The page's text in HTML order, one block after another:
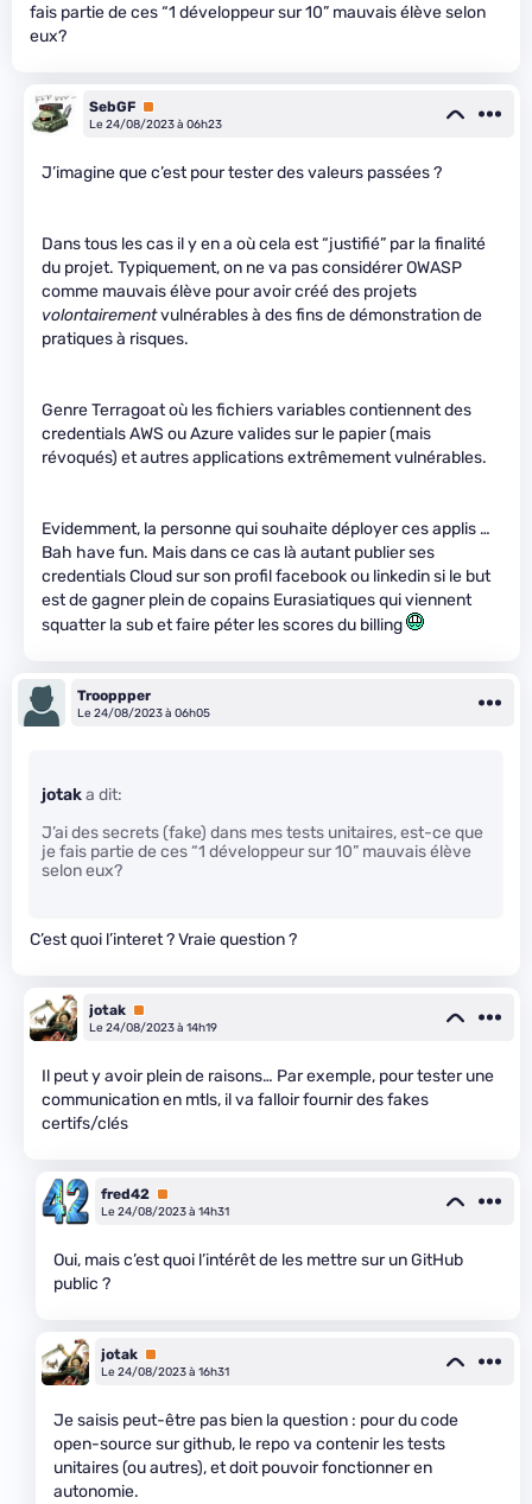
fais partie de ces “1 développeur sur 10” mauvais élève selon
eux?
SebGF Premium
Le 24/08/2023 à 06h23
J’imagine que c’est pour tester des valeurs passées ?
Dans tous les cas il y en a où cela est “justifié” par la finalité
du projet. Typiquement, on ne va pas considérer OWASP
comme mauvais élève pour avoir créé des projets
volontairementvulnérables à des fins de démonstration de
pratiques à risques.
Genre Terragoat où les fichiers variables contiennent des
credentials AWS ou Azure valides sur le papier (mais
révoqués) et autres applications extrêmement vulnérables.
Evidemment, la personne qui souhaite déployer ces applis …
Bah have fun. Mais dans ce cas là autant publier ses
credentials Cloud sur son profil facebook ou linkedin si le but
est de gagner plein de copains Eurasiatiques qui viennent
squatter la sub et faire péter les scores du billing
Trooppper
Le 24/08/2023 à 06h05
jotaka dit:
J’ai des secrets (fake) dans mes tests unitaires, est-ce que
je fais partie de ces “1 développeur sur 10” mauvais élève
selon eux?
C’est quoi l’interet ? Vraie question ?
jotak Premium
Le 24/08/2023 à 14h19
Il peut y avoir plein de raisons… Par exemple, pour tester une
communication en mtls, il va falloir fournir des fakes
certifs/clés
fred42 Premium
Le 24/08/2023 à 14h31
Oui, mais c’est quoi l’intérêt de les mettre sur un GitHub
public ?
jotak Premium
Le 24/08/2023 à 16h31
Je saisis peut-être pas bien la question : pour du code
open-source sur github, le repo va contenir les tests
unitaires (ou autres), et doit pouvoir fonctionner en
autonomie.